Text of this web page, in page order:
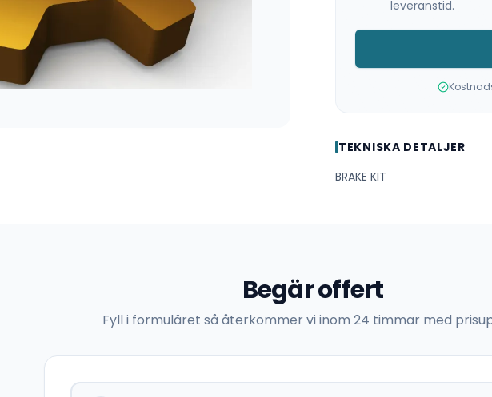
leveranstid.
TEKNISKA DETALJER
BRAKE KIT
Begär offert
Fyll i formuläret så återkommer vi inom 24 timmar med